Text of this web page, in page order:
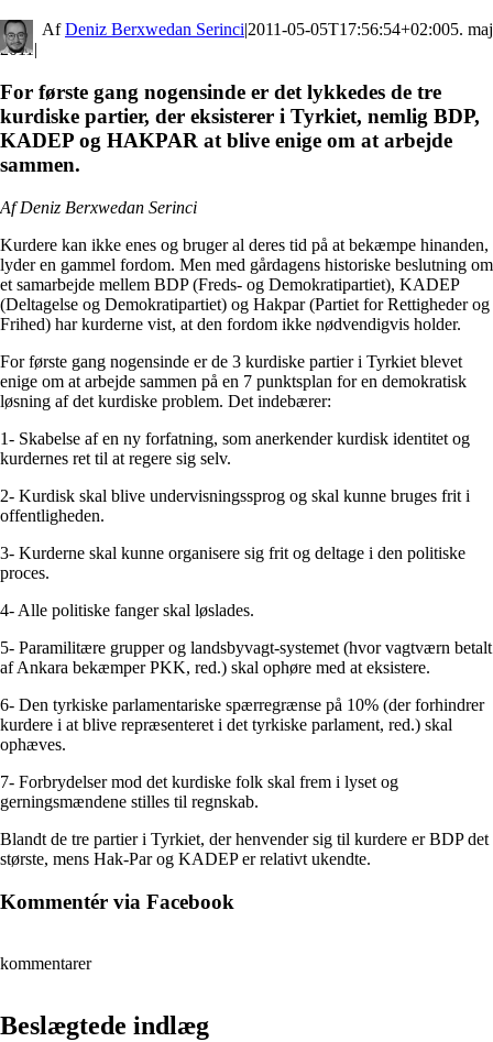
By Deniz Berxwedan Serinci|2011-05-05T17:56:54+02:005. maj
2011|
For første gang nogensinde er det lykkedes de tre
kurdiske partier, der eksisterer i Tyrkiet, nemlig BDP,
KADEP og HAKPAR at blive enige om at arbejde
sammen.
Af Deniz Berxwedan Serinci
Kurdere kan ikke enes og bruger al deres tid på at bekæmpe hinanden,
lyder en gammel fordom. Men med gårdagens historiske beslutning om
et samarbejde mellem BDP (Freds- og Demokratipartiet), KADEP
(Deltagelse og Demokratipartiet) og Hakpar (Partiet for Rettigheder og
Frihed) har kurderne vist, at den fordom ikke nødvendigvis holder.
For første gang nogensinde er de 3 kurdiske partier i Tyrkiet blevet
enige om at arbejde sammen på en 7 punktsplan for en demokratisk
løsning af det kurdiske problem. Det indebærer:
1- Skabelse af en ny forfatning, som anerkender kurdisk identitet og
kurdernes ret til at regere sig selv.
2- Kurdisk skal blive undervisningssprog og skal kunne bruges frit i
offentligheden.
3- Kurderne skal kunne organisere sig frit og deltage i den politiske
proces.
4- Alle politiske fanger skal løslades.
5- Paramilitære grupper og landsbyvagt-systemet (hvor vagtværn betalt
af Ankara bekæmper PKK, red.) skal ophøre med at eksistere.
6- Den tyrkiske parlamentariske spærregrænse på 10% (der forhindrer
kurdere i at blive repræsenteret i det tyrkiske parlament, red.) skal
ophæves.
7- Forbrydelser mod det kurdiske folk skal frem i lyset og
gerningsmændene stilles til regnskab.
Blandt de tre partier i Tyrkiet, der henvender sig til kurdere er BDP det
største, mens Hak-Par og KADEP er relativt ukendte.
Kommentér via Facebook
kommentarer
Beslægtede indlæg